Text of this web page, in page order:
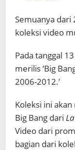
Semuanya dari
koleksi video
Pada tanggal
merilis ‘Big
2006-2012.’
Koleksi ini
Big Bang dari
Video dari
bagian dari